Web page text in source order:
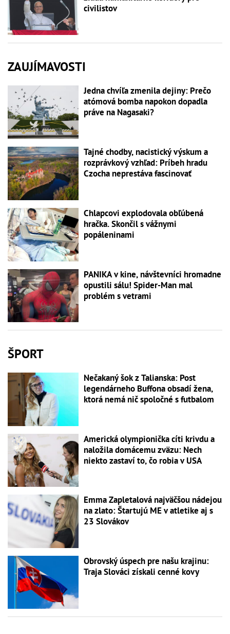
civilistov
ZAUJÍMAVOSTI
Jedna chvíľa zmenila dejiny: Prečo
atómová bomba napokon dopadla
práve na Nagasaki?
Tajné chodby, nacistický výskum a
rozprávkový vzhľad: Príbeh hradu
Czocha neprestáva fascinovať
Chlapcovi explodovala obľúbená
hračka. Skončil s vážnymi
popáleninami
PANIKA v kine, návštevníci hromadne
opustili sálu! Spider-Man mal
problém s vetrami
ŠPORT
Nečakaný šok z Talianska: Post
legendárneho Buffona obsadí žena,
ktorá nemá nič spoločné s futbalom
Americká olympionička cíti krivdu a
naložila domácemu zväzu: Nech
niekto zastaví to, čo robia v USA
Emma Zapletalová najväčšou nádejou
na zlato: Štartujú ME v atletike aj s
23 Slovákov
Obrovský úspech pre našu krajinu:
Traja Slováci získali cenné kovy